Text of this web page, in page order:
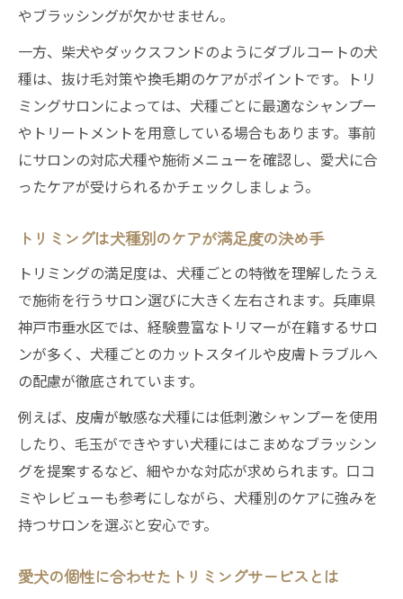
やブラッシングが欠かせません。
一方、柴犬やダックスフンドのようにダブルコートの犬
種は、抜け毛対策や換毛期のケアがポイントです。トリ
ミングサロンによっては、犬種ごとに最適なシャンプー
やトリートメントを用意している場合もあります。事前
にサロンの対応犬種や施術メニューを確認し、愛犬に合
ったケアが受けられるかチェックしましょう。
トリミングは犬種別のケアが満足度の決め手
トリミングの満足度は、犬種ごとの特徴を理解したうえ
で施術を行うサロン選びに大きく左右されます。兵庫県
神戸市垂水区では、経験豊富なトリマーが在籍するサロ
ンが多く、犬種ごとのカットスタイルや皮膚トラブルへ
の配慮が徹底されています。
例えば、皮膚が敏感な犬種には低刺激シャンプーを使用
したり、毛玉ができやすい犬種にはこまめなブラッシン
グを提案するなど、細やかな対応が求められます。口コ
ミやレビューも参考にしながら、犬種別のケアに強みを
持つサロンを選ぶと安心です。
愛犬の個性に合わせたトリミングサービスとは